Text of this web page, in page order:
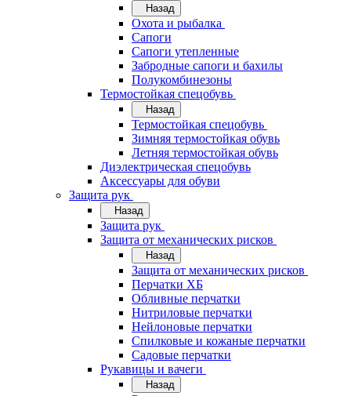
Назад
Охота и рыбалка
Сапоги
Сапоги утепленные
Забродные сапоги и бахилы
Полукомбинезоны
Термостойкая спецобувь
Назад
Термостойкая спецобувь
Зимняя термостойкая обувь
Летняя термостойкая обувь
Диэлектрическая спецобувь
Аксессуары для обуви
Защита рук
Назад
Защита рук
Защита от механических рисков
Назад
Защита от механических рисков
Перчатки ХБ
Обливные перчатки
Нитриловые перчатки
Нейлоновые перчатки
Спилковые и кожаные перчатки
Садовые перчатки
Рукавицы и вачеги
Назад